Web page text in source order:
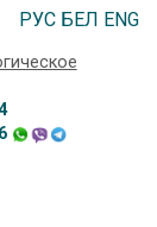
РУС БЕЛ ENG